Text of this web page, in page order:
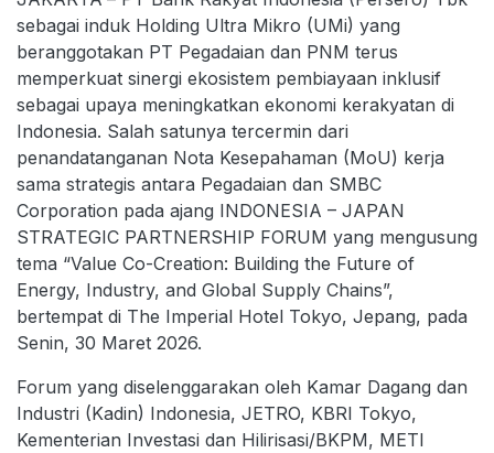
sebagai induk Holding Ultra Mikro (UMi) yang
beranggotakan PT Pegadaian dan PNM terus
memperkuat sinergi ekosistem pembiayaan inklusif
sebagai upaya meningkatkan ekonomi kerakyatan di
Indonesia. Salah satunya tercermin dari
penandatanganan Nota Kesepahaman (MoU) kerja
sama strategis antara Pegadaian dan SMBC
Corporation pada ajang INDONESIA – JAPAN
STRATEGIC PARTNERSHIP FORUM yang mengusung
tema “Value Co-Creation: Building the Future of
Energy, Industry, and Global Supply Chains”,
bertempat di The Imperial Hotel Tokyo, Jepang, pada
Senin, 30 Maret 2026.
Forum yang diselenggarakan oleh Kamar Dagang dan
Industri (Kadin) Indonesia, JETRO, KBRI Tokyo,
Kementerian Investasi dan Hilirisasi/BKPM, METI